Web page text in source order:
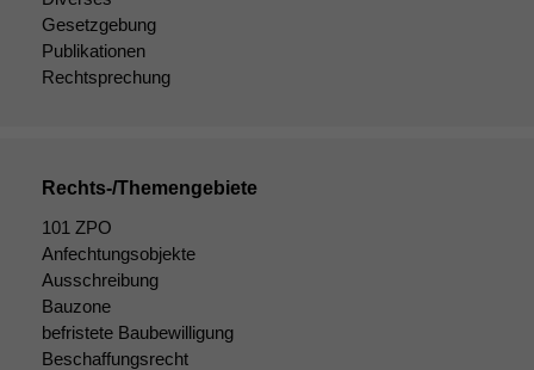
Gesetzgebung
Publikationen
Rechtsprechung
Rechts-/Themengebiete
101 ZPO
Anfechtungsobjekte
Ausschreibung
Bauzone
befristete Baubewilligung
Beschaffungsrecht